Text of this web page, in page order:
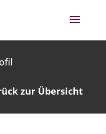
zur Übersicht